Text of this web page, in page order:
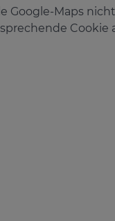
Google-Maps
Cookie